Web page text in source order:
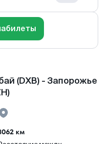
(DXB) - Запорожье
км